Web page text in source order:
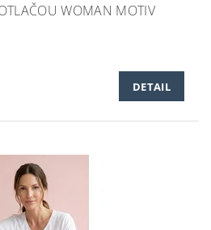
WOMAN MOTIV
DETAIL